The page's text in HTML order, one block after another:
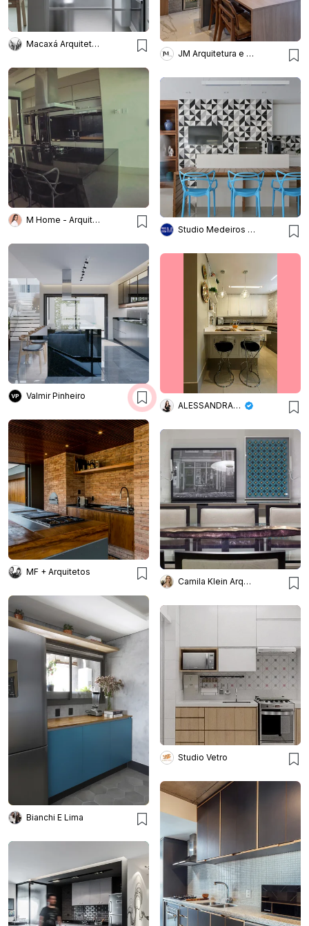
Macaxá Arquitetura
JM Arquitetura e Interiores
M Home - Arquitetura e Interiores
Studio Medeiros Arquitetura
Valmir Pinheiro
ALESSANDRA BRAGGION ARQUITETURA & INTERIORES
MF + Arquitetos
Camila Klein Arquiteta
Bianchi E Lima
Studio Vetro